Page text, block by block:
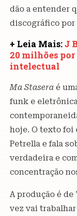
dão a entender
discográfico por
+ Leia Mais: J
20 milhões
intelectual
Ma Stasera é
funk e
hoje. O texto foi
Petrella e fala
verdadeira e
concentração
A produção é
vez vai